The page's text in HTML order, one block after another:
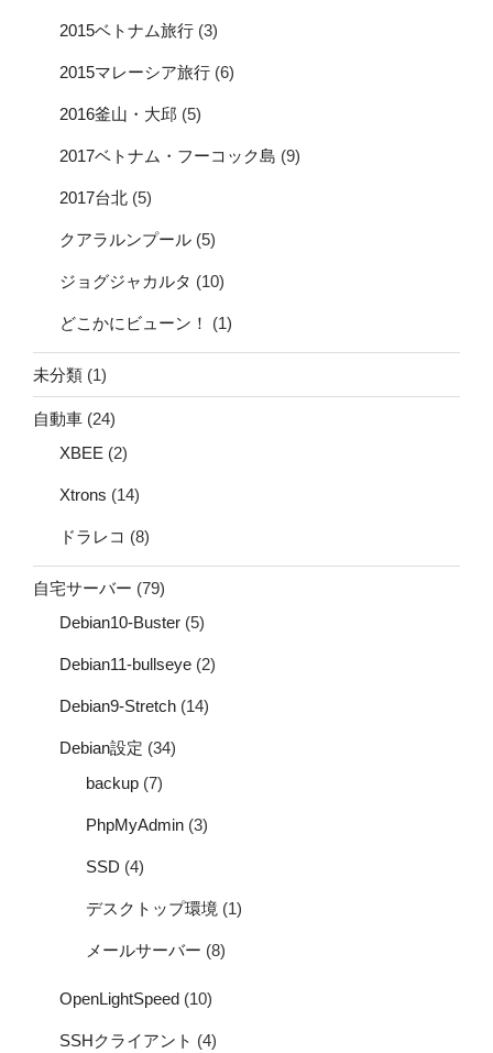
2015ベトナム旅行 (3)
2015マレーシア旅行 (6)
2016釜山・大邱 (5)
2017ベトナム・フーコック島 (9)
2017台北 (5)
クアラルンプール (5)
ジョグジャカルタ (10)
どこかにビューン！ (1)
未分類 (1)
自動車 (24)
XBEE (2)
Xtrons (14)
ドラレコ (8)
自宅サーバー (79)
Debian10-Buster (5)
Debian11-bullseye (2)
Debian9-Stretch (14)
Debian設定 (34)
backup (7)
PhpMyAdmin (3)
SSD (4)
デスクトップ環境 (1)
メールサーバー (8)
OpenLightSpeed (10)
SSHクライアント (4)